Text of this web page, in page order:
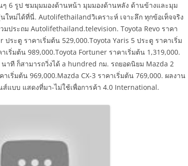
ๆ 6 รูป ชมมุมมองด้านหน้า มุมมองด้านหลัง ด้านข้างและมุม
หม่ได้ที่นี่. Autolifethailandวิเคราะห์ เจาะลึก ทุกข้อเท็จจริง
ประถม Autolifethailand.television. Toyota Revo ราคา
ประตู ราคาเริ่มต้น 529,000.Toyota Yaris 5 ประตู ราคาเริ่ม
เริ่มต้น 989,000.Toyota Fortuner ราคาเริ่มต้น 1,319,000.
าที ก็สามารถวิ่งได้ a hundred กม. รถยอดนิยม Mazda 2
เริ่มต้น 969,000.Mazda CX-3 ราคาเริ่มต้น 769,000. ผลงาน
บบ แสดงที่มา-ไม่ใช้เพื่อการค้า 4.0 International.